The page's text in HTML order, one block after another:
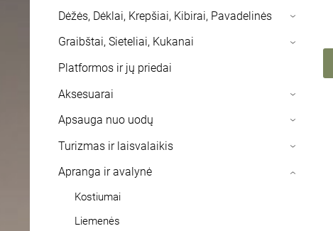
Dėžės, Dėklai, Krepšiai, Kibirai, Pavadelinės ›
Graibštai, Sieteliai, Kukanai ›
Platformos ir jų priedai
Aksesuarai
›
Apsauga nuo uodų ›
Turizmas ir laisvalaikis ›
Apranga ir avalynė
Kostiumai
Liemenės
›